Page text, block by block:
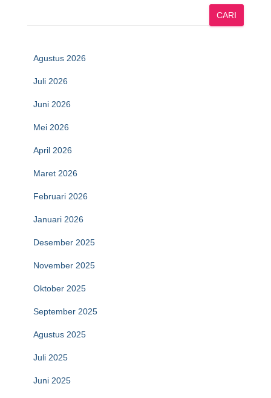
CARI
Agustus 2026
Juli 2026
Juni 2026
Mei 2026
April 2026
Maret 2026
Februari 2026
Januari 2026
Desember 2025
November 2025
Oktober 2025
September 2025
Agustus 2025
Juli 2025
Juni 2025